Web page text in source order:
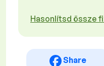
Hasonlítsd össze
Share